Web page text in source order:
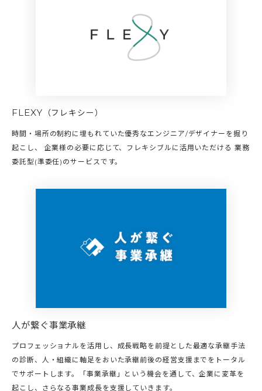
FLEXY （フレキシー）
時間・場所の制約に埋もれていた優秀なエンジニア/デザイナーを掘り
起こし、 企業様の必要に応じて、フレキシブルに活用いただける 業務
委託型(準委任)のサービスです。
人が繋ぐ事業承継
プロフェッショナルを活用し、成長戦略を前提とした最適な承継手法
の診断、人・組織に軸足をおいた承継前後の経営支援までをトータル
でサポートします。「事業承継」という機会を通して、企業に変革を
起こし、さらなる事業成長を支援していきます。